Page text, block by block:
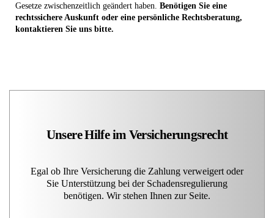
Gesetze zwischenzeitlich geändert haben. Benötigen Sie eine
rechtssichere Auskunft oder eine persönliche Rechtsberatung,
kontaktieren Sie uns bitte.
Unsere Hilfe im Versicherungsrecht
Egal ob Ihre Versicherung die Zahlung verweigert oder
Sie Unterstützung bei der Schadensregulierung
benötigen. Wir stehen Ihnen zur Seite.